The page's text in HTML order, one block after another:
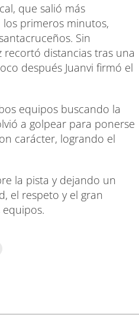
que salió más
primeros minutos,
Sin
recortó distancias tras una
después Juanvi firmó el
equipos buscando la
a golpear para ponerse
carácter, logrando el
la pista y dejando un
el respeto y el gran